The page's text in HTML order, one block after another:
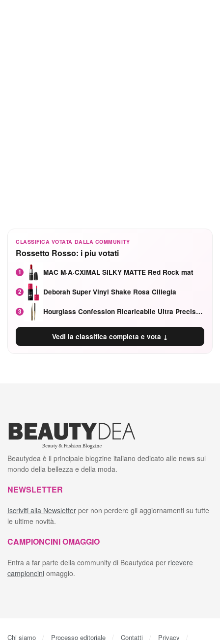
CLASSIFICA VOTATA DALLA COMMUNITY
Rossetto Rosso: i piu votati
1 MAC M·A·CXIMAL SILKY MATTE Red Rock mat
2 Deborah Super Vinyl Shake Rosa Ciliegia
3 Hourglass Confession Ricaricabile Ultra Preciso Ad Alta Intensità Secretly Classic Red
Vedi la classifica completa e vota ↓
Beautydea è il principale blogzine italiano dedicato alle news sul
mondo della bellezza e della moda.
NEWSLETTER
Iscriviti alla Newsletter per non perdere gli aggiornamenti su tutte
le ultime novità.
CAMPIONCINI OMAGGIO
Entra a far parte della community di Beautydea per ricevere
campioncini omaggio.
Chi siamo Processo editoriale Contatti Privacy